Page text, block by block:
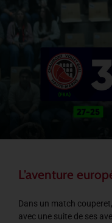
L’aventure
Dans un match
avec une suite de ses